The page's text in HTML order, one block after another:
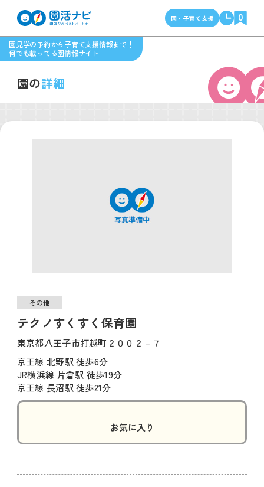
園見学の予約から子育て支援情報まで！
何でも載ってる園情報サイト
園・子育て支援 0
園の詳細
テクノすくすく保育園
その他
東京都八王子市打越町２００２－７
京王線 北野駅 徒歩6分
JR横浜線 片倉駅 徒歩19分
京王線 長沼駅 徒歩21分
お気に入り